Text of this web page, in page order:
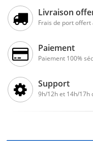
Livraison
Frais de port
Paiement
Paiement 100%
Support
9h/12h et 14h/17h